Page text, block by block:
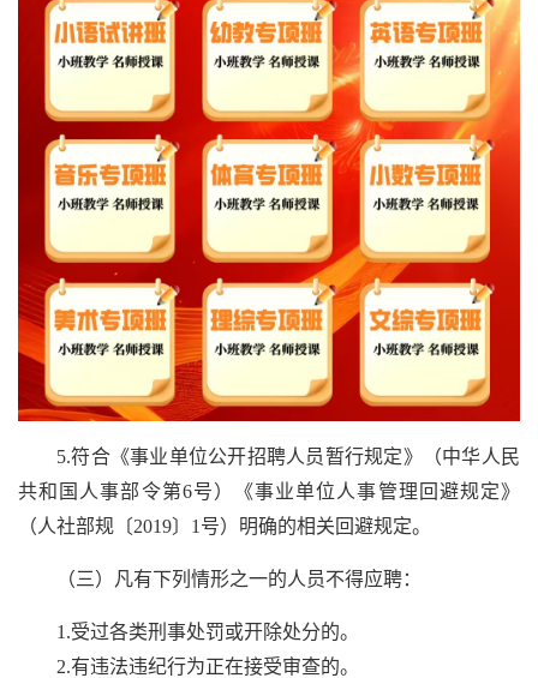
5.符合《事业单位公开招聘人员暂行规定》（中华人民
共和国人事部令第6号）《事业单位人事管理回避规定》
（人社部规〔2019〕1号）明确的相关回避规定。
（三）凡有下列情形之一的人员不得应聘：
1.受过各类刑事处罚或开除处分的。
2.有违法违纪行为正在接受审查的。